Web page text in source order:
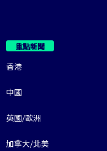
重點新聞
香港
中國
英國/歐洲
加拿大/北美